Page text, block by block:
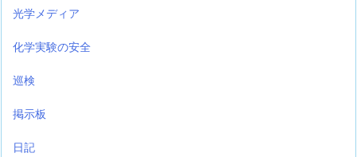
光学メディア
化学実験の安全
巡検
掲示板
日記